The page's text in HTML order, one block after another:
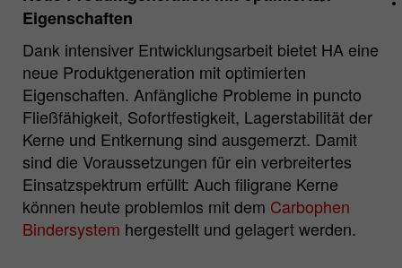
Eigenschaften
Dank intensiver Entwicklungsarbeit bietet HA eine
neue Produktgeneration mit optimierten
Eigenschaften. Anfängliche Probleme in puncto
Fließfähigkeit, Sofortfestigkeit, Lagerstabilität der
Kerne und Entkernung sind ausgemerzt. Damit
sind die Voraussetzungen für ein verbreitertes
Einsatzspektrum erfüllt: Auch filigrane Kerne
können heute problemlos mit dem Carbophen
Bindersystem hergestellt und gelagert werden.
aktiv einwilligen, wird Ihr
Nutzungsverhalten anonymisiert erfasst.
_pk_id.*
Anbieter
Matomo Server Hüttenes-Albertus
Chemische Werke GmbH (HA Group)
Laufzeit 28 Tage
Zweck Matomo Webanalyse ID Cookie.